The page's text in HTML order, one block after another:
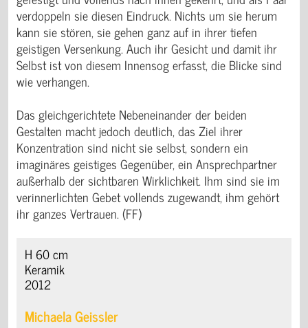
verdoppeln sie diesen Eindruck. Nichts um sie herum
kann sie stören, sie gehen ganz auf in ihrer tiefen
geistigen Versenkung. Auch ihr Gesicht und damit ihr
Selbst ist von diesem Innensog erfasst, die Blicke sind
wie verhangen.
Das gleichgerichtete Nebeneinander der beiden
Gestalten macht jedoch deutlich, das Ziel ihrer
Konzentration sind nicht sie selbst, sondern ein
imaginäres geistiges Gegenüber, ein Ansprechpartner
außerhalb der sichtbaren Wirklichkeit. Ihm sind sie im
verinnerlichten Gebet vollends zugewandt, ihm gehört
ihr ganzes Vertrauen. (FF)
H 60 cm
Keramik
2012
Michaela Geissler